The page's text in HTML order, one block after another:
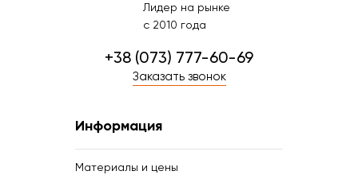
Лидер на рынке
с 2010 года
+38 (073) 777-60-69
Заказать звонок
Информация
Материалы и цены